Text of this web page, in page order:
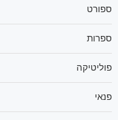
ספורט
ספרות
פוליטיקה
פנאי